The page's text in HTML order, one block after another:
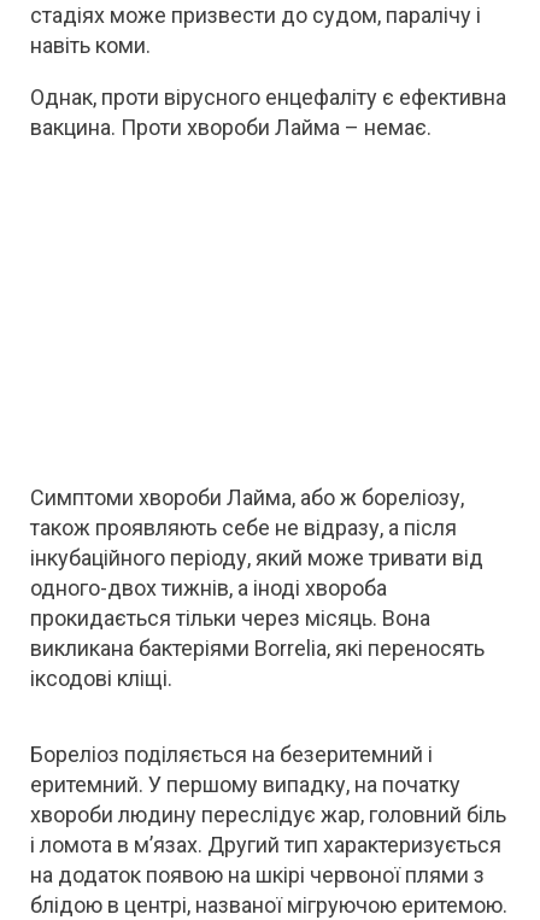
стадіях може призвести до судом, паралічу і
навіть коми.
Однак, проти вірусного енцефаліту є ефективна
вакцина. Проти хвороби Лайма – немає.
Симптоми хвороби Лайма, або ж бореліозу,
також проявляють себе не відразу, а після
інкубаційного періоду, який може тривати від
одного-двох тижнів, а іноді хвороба
прокидається тільки через місяць. Вона
викликана бактеріями Borrelia, які переносять
іксодові кліщі.
Бореліоз поділяється на безеритемний і
еритемний. У першому випадку, на початку
хвороби людину переслідує жар, головний біль
і ломота в м’язах. Другий тип характеризується
на додаток появою на шкірі червоної плями з
блідою в центрі, названої мігруючою еритемою.